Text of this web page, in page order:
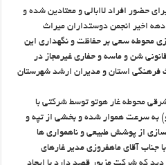
حضور افراد لاابالی و معتادین شده و
اخیر انجمن دوستداران میراث
محوطه سعی بر حفاظت و نگهداری این
شن و ماسه و حفاری غیرمجاز در
فرهنگی استان و مدیران ارشد شهرستان
ماه سال ۱۳۹۰ بخش شرقی محوطه غار هوتو توسط شرکتی با
به سرعت هموار شده و بخشی از تپه و
از پوشش طبیعی و ناهمواری ها
جناب آقای ماهفروزی مدیر غارهای